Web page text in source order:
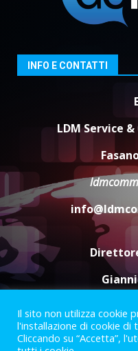
3
6
Carta
di
6
pronta
6
INFO E CONTATTI
LDM Service
Termini e
Il sito non utilizza cookie
l'installazione di cookie
Cliccando su “Accetta”,